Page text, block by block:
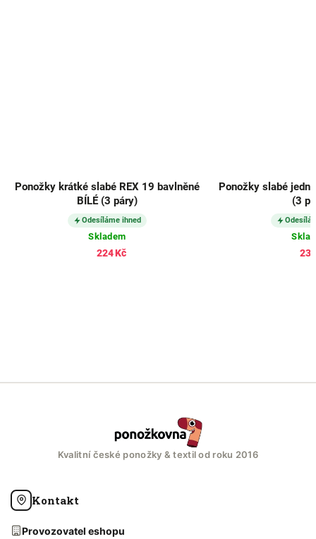
Ponožky krátké slabé REX 19 bavlněné
BÍLÉ (3 páry)
Odesíláme ihned
Skladem
224 Kč
Ponožky slabé
(3
Kvalitní české ponožky & textil od roku 2016
Kontakt
Provozovatel eshopu